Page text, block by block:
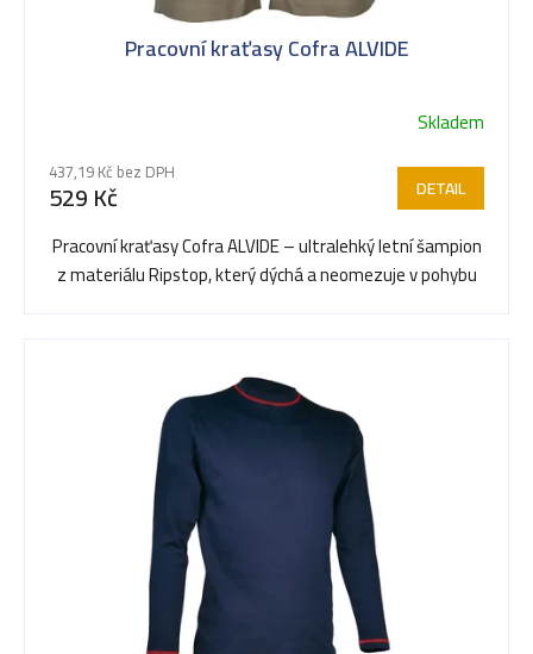
Pracovní kraťasy Cofra ALVIDE
Skladem
437,19 Kč bez DPH
529 Kč DETAIL
Pracovní kraťasy Cofra ALVIDE – ultralehký letní šampion
z materiálu Ripstop, který dýchá a neomezuje v pohybu